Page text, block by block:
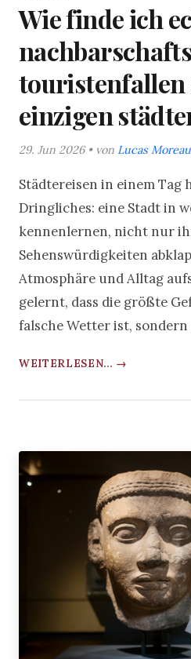
Wie finde ich
touristenfallen
einzigen
29. Jun 2026 • von Lucas Moreau
Städtereisen in einem Tag
Dringliches: eine Stadt in
kennenlernen, nicht nur
Sehenswürdigkeiten
Atmosphäre und Alltag
gelernt, dass die größte
falsche Wetter ist, sondern
WEITERLESEN... →